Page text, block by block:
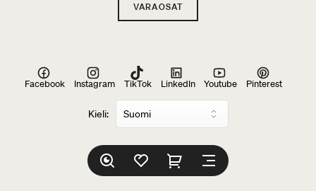
VARAOSAT
Kieli:
Facebook Instagram TikTok LinkedIn Youtube Pinterest